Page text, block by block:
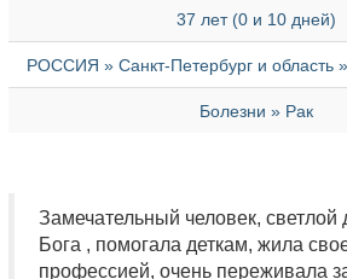
37 лет (0 и 10 дней)
РОССИЯ » Санкт-Петербург и область
Болезни » Рак
Замечательный человек, светлой
Бога , помогала деткам, жила
профессией, очень переживала